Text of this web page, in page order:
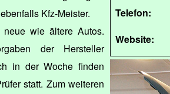
Telefon:
Website:
ebenfalls Kfz-Meister.
wie ältere Autos.
der Hersteller
in der Woche finden
statt. Zum weiteren